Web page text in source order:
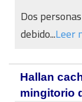
Dos
debido...Leer
Hallan
mingitorio